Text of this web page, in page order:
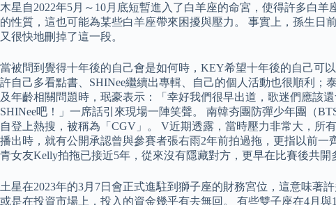
木星自2022年5月～10月底短暫進入了白羊座的命宮，使得許多白
的性質，這也可能為某些白羊座帶來困擾與壓力。 事實上，孫生日
又很快地刪掉了這一段。
當被問到覺得十年後的自己會是如何時，KEY希望十年後的自己可
許自己多看點書、SHINee繼續出專輯、自己的個人活動也很順利
及年齡相關問題時，珉豪表示：「幸好我們很早出道，歌迷們應該
SHINee吧！」一席話引來現場一陣笑聲。 南韓夯團防彈少年團（
自登上熱搜，被稱為「CGV」。 V近期透露，當時壓力非常大，所
播出時，就有公開承認曾與參賽者張右雨2年前拍過拖，更指以前
青女友Kelly拍拖已接近5年，從來沒有隱藏對方，更早在比賽後共開
土星在2023年的3月7日會正式進駐到獅子座的財務宮位，這意味著
或是在投資市場上，投入的資金幾乎有去無回。 有些雙子座在4月